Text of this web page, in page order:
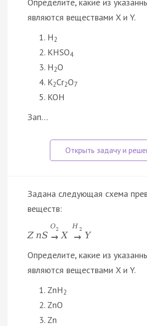
являются веществами X и Y.
H2
KHSO4
H2O
K2Cr2O7
KOH
Зап…
Задана следующая схема
веществ:
Z nS
O2
→ X
H 2
→ Y
Определите, какие из
являются веществами X и Y.
ZnH2
ZnO
Zn